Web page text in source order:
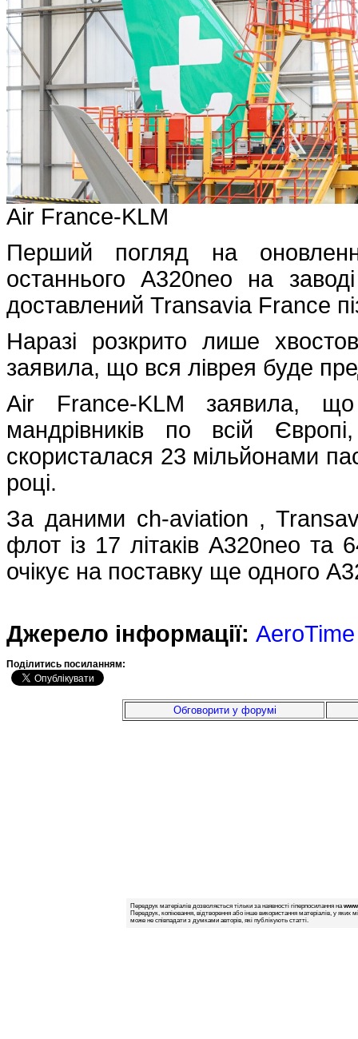
Air France-KLM
Перший погляд на
останнього A320neo на
доставлений Transavia France
Наразі розкрито лише
заявила, що вся ліврея буде
Air France-KLM заявила,
мандрівників по всій
скористалася 23 мільйонами
році.
За даними ch-aviation ,
флот із 17 літаків A320neo та
очікує на поставку ще одного
Джерело інформації: AeroTime
Подiлитись посиланням:
Обговорити у форумі
Передрук матеріалів дозволяється тільки за наявності гіперпосилання на
Передрук, копіювання, відтворення або інше використання матеріалів, у яких
може не співпадати з думками авторів, які публікують статті.